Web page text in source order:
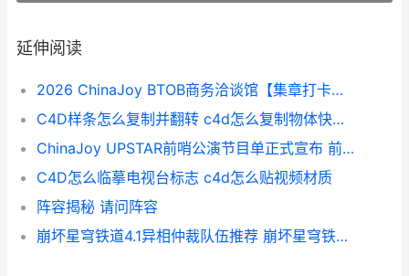
延伸阅读
2026 ChinaJoy BTOB商务洽谈馆【集章打卡】活动主题主题火热招商中
C4D样条怎么复制并翻转 c4d怎么复制物体快捷键
ChinaJoy UPSTAR前哨公演节目单正式宣布 前哨wl11
C4D怎么临摹电视台标志 c4d怎么贴视频材质
阵容揭秘 请问阵容
崩坏星穹铁道4.1异相仲裁队伍推荐 崩坏星穹铁道4.1版本时间